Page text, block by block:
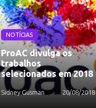
NOTÍCIAS
ProAC divulga os
trabalhos
selecionados em 2018
Sidney Gusman 20/08/2018